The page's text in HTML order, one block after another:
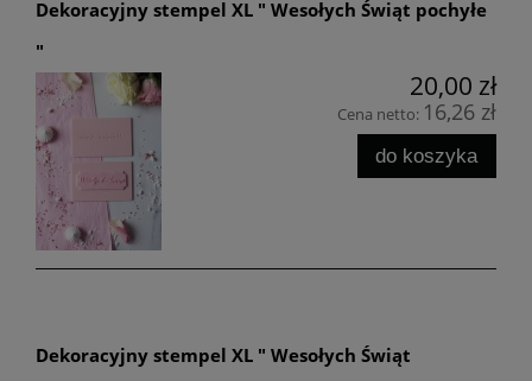
Dekoracyjny stempel XL " Wesołych Świąt pochyłe
"
20,00 zł
Cena netto: 16,26 zł
do koszyka
Dekoracyjny stempel XL " Wesołych Świąt